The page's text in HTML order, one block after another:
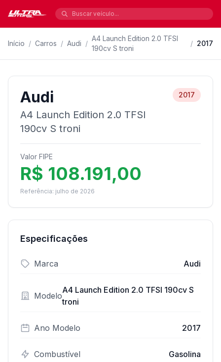
Início / Carros / Audi /
A4 Launch Edition 2.0 TFSI
190cv S troni
/ 2017
Audi
A4 Launch Edition 2.0 TFSI
190cv S troni
2017
Valor FIPE
R$ 108.191,00
Referência: julho de 2026
Especificações
Marca Audi
Modelo
A4 Launch Edition 2.0 TFSI 190cv S
troni
Ano Modelo 2017
Combustível Gasolina